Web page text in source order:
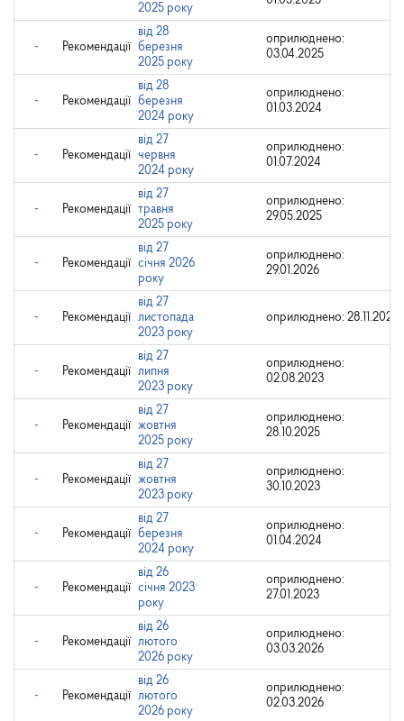
2025 року
- Рекомендації
від 28
березня
2025 року
оприлюднено:
03.04.2025
- Рекомендації
від 28
березня
2024 року
оприлюднено:
01.03.2024
- Рекомендації
від 27
червня
2024 року
оприлюднено:
01.07.2024
- Рекомендації
від 27
травня
2025 року
оприлюднено:
29.05.2025
- Рекомендації
від 27
січня 2026
року
оприлюднено:
29.01.2026
- Рекомендації
від 27
листопада
2023 року
оприлюднено: 28.11.2023
- Рекомендації
від 27
липня
2023 року
оприлюднено:
02.08.2023
- Рекомендації
від 27
жовтня
2025 року
оприлюднено:
28.10.2025
- Рекомендації
від 27
жовтня
2023 року
оприлюднено:
30.10.2023
- Рекомендації
від 27
березня
2024 року
оприлюднено:
01.04.2024
- Рекомендації
від 26
січня 2023
року
оприлюднено:
27.01.2023
- Рекомендації
від 26
лютого
2026 року
оприлюднено:
03.03.2026
- Рекомендації
від 26
лютого
2026 року
оприлюднено:
02.03.2026